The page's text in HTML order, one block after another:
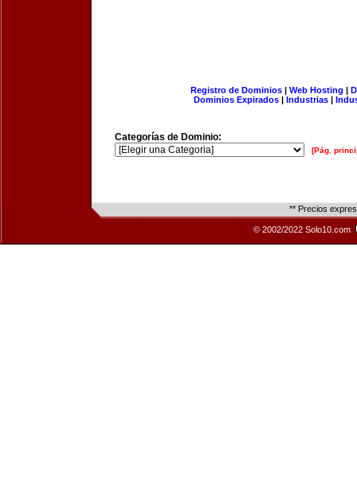
Registro de Dominios| Web Hosting |
Dominios Expirados | Industrias |
Categorías de Dominio:
[Pág.
** Precios
© 2002/2022 Solo10.com